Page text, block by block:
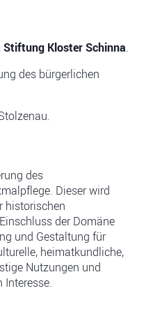
Stiftung Kloster Schinna.
des bürgerlichen
des
Dieser wird
historischen
der Domäne
und Gestaltung für
heimatkundliche,
Nutzungen und